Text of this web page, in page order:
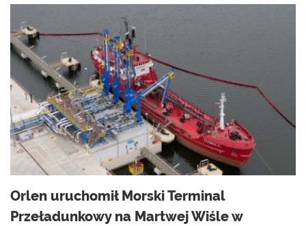
Orlen uruchomił Morski Terminal
Przeładunkowy na Martwej Wiśle w